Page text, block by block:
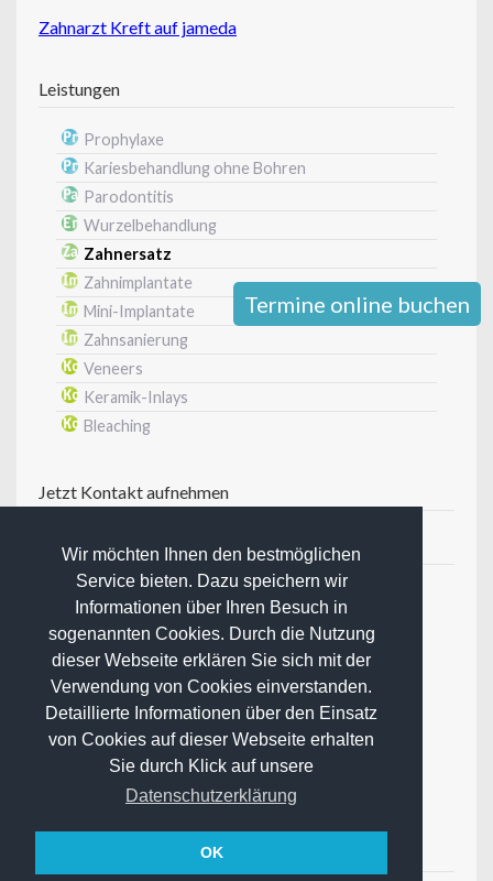
Wir möchten Ihnen den bestmöglichen
Service bieten. Dazu speichern wir
Informationen über Ihren Besuch in
sogenannten Cookies. Durch die Nutzung
dieser Webseite erklären Sie sich mit der
Verwendung von Cookies einverstanden.
Detaillierte Informationen über den Einsatz
von Cookies auf dieser Webseite erhalten
Sie durch Klick auf unsere
Datenschutzerklärung
OK
Termine online buchen
Zahnarzt Kreft auf jameda
Leistungen
Prophylaxe
Kariesbehandlung ohne Bohren
Parodontitis
Wurzelbehandlung
Zahnersatz
Zahnimplantate
Mini-Implantate
Zahnsanierung
Veneers
Keramik-Inlays
Bleaching
Jetzt Kontakt aufnehmen
Kontaktinformationen
Zahnarztpraxis Martin Kreft
Friedrich-Offermann-Straße 5
51429 Bensberg
Telefon: 02204 97 99 399
Telefax: 02204 97 99 388
info(at) zahnarzt-kreft.de
Termine online buchen